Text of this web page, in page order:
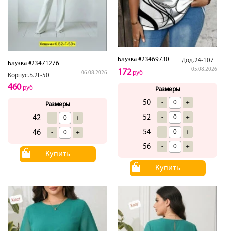
Блузка #23471276
Корпус.Б.2Г-50
06.08.2026
460руб
Размеры
42 - +
46 - +
Купить
Блузка #23469730 Дод.24-107
05.08.2026
172руб
Размеры
50 - +
52 - +
54 - +
56 - +
Купить